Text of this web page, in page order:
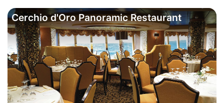
Cerchio d'Oro Panoramic Restaurant